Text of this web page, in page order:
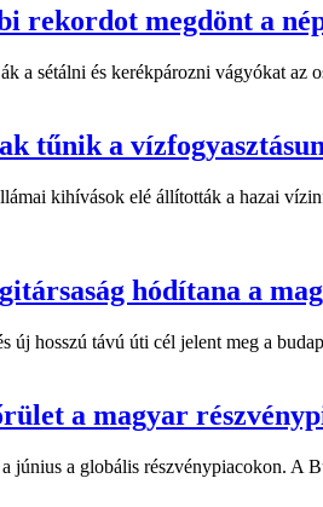
rekordot megdönt a
a sétálni és kerékpározni vágyókat az
tűnik a
kihívások elé állították a hazai
hódítana a
új hosszú távú úti cél jelent meg a
a magyar
június a globális részvénypiacokon. A